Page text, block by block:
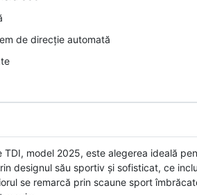
de direcție automată
TDI, model 2025, este alegerea ideală
designul său sportiv și sofisticat, ce
se remarcă prin scaune sport